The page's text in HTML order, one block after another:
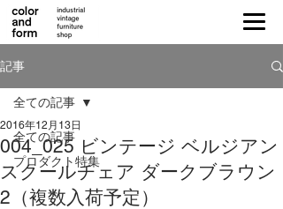
記事
全ての記事
プロダクト特集
全ての記事
004_025 ビンテージ ベルジアン
スクールチェア ダークブラウン
2（複数入荷予定）
2016年12月13日